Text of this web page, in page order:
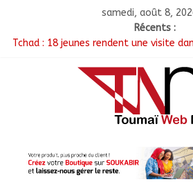
samedi, août 8,
Récents :
Tchad : 18 jeunes rendent une visite
TCHAD/FMM/CBLT : Le Général Brahim
commandant en second
Moyen-Chari : Lancement de la
la politique nationale de DDR
Borkou : Recrudescence des